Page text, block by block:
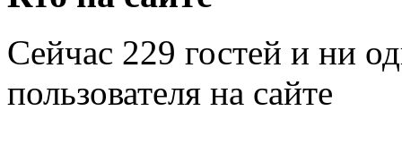
Сейчас 229 гостей и ни
пользователя на сайте